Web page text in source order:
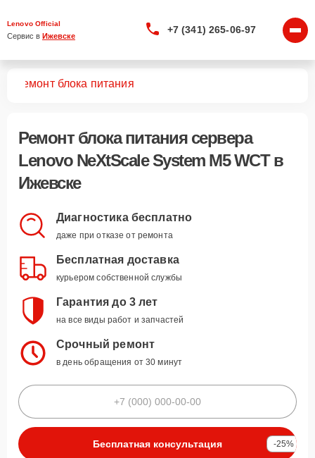
Lenovo Official
Сервис в Ижевске
+7 (341) 265-06-97
Ремонт блока питания
Ремонт блока питания сервера
Lenovo NeXtScale System M5 WCT в
Ижевске
Диагностика бесплатно
даже при отказе от ремонта
Бесплатная доставка
курьером собственной службы
Гарантия до 3 лет
на все виды работ и запчастей
Срочный ремонт
в день обращения от 30 минут
Бесплатная консультация -25%